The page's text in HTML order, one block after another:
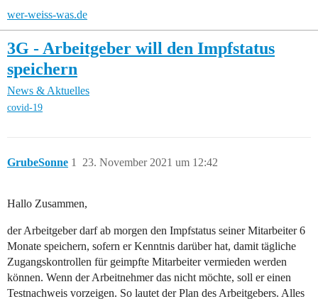
wer-weiss-was.de
3G - Arbeitgeber will den Impfstatus
speichern
News & Aktuelles
covid-19
GrubeSonne 23. November 2021 um 12:42
1
Hallo Zusammen,
der Arbeitgeber darf ab morgen den Impfstatus seiner Mitarbeiter 6
Monate speichern, sofern er Kenntnis darüber hat, damit tägliche
Zugangskontrollen für geimpfte Mitarbeiter vermieden werden
können. Wenn der Arbeitnehmer das nicht möchte, soll er einen
Testnachweis vorzeigen. So lautet der Plan des Arbeitgebers. Alles